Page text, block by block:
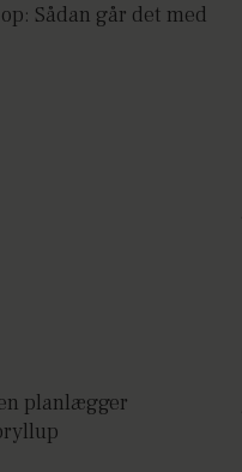
Sådan går det med
planlægger